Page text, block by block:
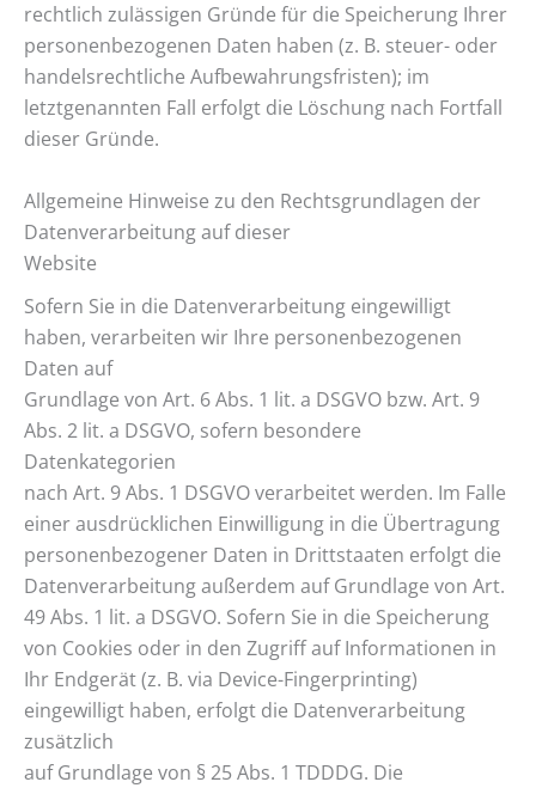
rechtlich zulässigen Gründe für die Speicherung Ihrer
personenbezogenen Daten haben (z. B. steuer- oder
handelsrechtliche Aufbewahrungsfristen); im
letztgenannten Fall erfolgt die Löschung nach Fortfall
dieser Gründe.
Allgemeine Hinweise zu den Rechtsgrundlagen der
Datenverarbeitung auf dieser
Website
Sofern Sie in die Datenverarbeitung eingewilligt
haben, verarbeiten wir Ihre personenbezogenen
Daten auf
Grundlage von Art. 6 Abs. 1 lit. a DSGVO bzw. Art. 9
Abs. 2 lit. a DSGVO, sofern besondere
Datenkategorien
nach Art. 9 Abs. 1 DSGVO verarbeitet werden. Im Falle
einer ausdrücklichen Einwilligung in die Übertragung
personenbezogener Daten in Drittstaaten erfolgt die
Datenverarbeitung außerdem auf Grundlage von Art.
49 Abs. 1 lit. a DSGVO. Sofern Sie in die Speicherung
von Cookies oder in den Zugriff auf Informationen in
Ihr Endgerät (z. B. via Device-Fingerprinting)
eingewilligt haben, erfolgt die Datenverarbeitung
zusätzlich
auf Grundlage von § 25 Abs. 1 TDDDG. Die